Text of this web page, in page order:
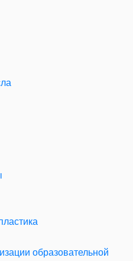
образовательной